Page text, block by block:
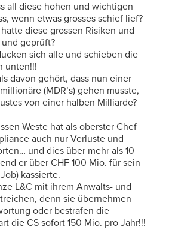
all diese hohen und wichtigen
wenn etwas grosses schief lief?
diese grossen Risiken und
geprüft?
sich alle und schieben die
unten!!!
davon gehört, dass nun einer
(MDR’s) gehen musste,
von einer halben Milliarde?
Weste hat als oberster Chef
auch nur Verluste und
und dies über mehr als 10
er über CHF 100 Mio. für sein
kassierte.
L&C mit ihrem Anwalts- und
denn sie übernehmen
oder bestrafen die
die CS sofort 150 Mio. pro Jahr!!!